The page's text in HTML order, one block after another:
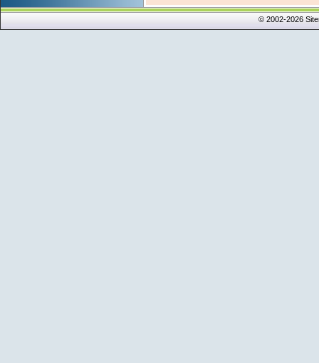
© 2002-2026